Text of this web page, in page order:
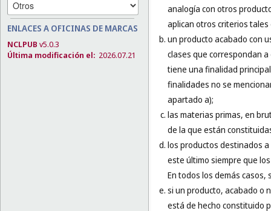
ENLACES A OFICINAS DE MARCAS
NCLPUB v5.0.3
Última modificación el: 2026.07.21
analogía con otros
aplican otros criterios
un producto acabado con
clases que correspondan
tiene una finalidad
finalidades no se
apartado a);
las materias primas, en
de la que están
los productos destinados
este último siempre que
En todos los demás
si un producto, acabado o
está de hecho constituido